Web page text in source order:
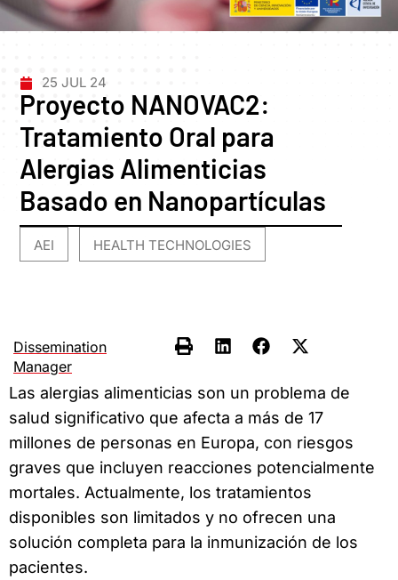
25 JUL 24
Proyecto NANOVAC2:
Tratamiento Oral para
Alergias Alimenticias
Basado en Nanopartículas
AEI HEALTH TECHNOLOGIES
Dissemination
Manager
Las alergias alimenticias son un problema de
salud significativo que afecta a más de 17
millones de personas en Europa, con riesgos
graves que incluyen reacciones potencialmente
mortales. Actualmente, los tratamientos
disponibles son limitados y no ofrecen una
solución completa para la inmunización de los
pacientes.